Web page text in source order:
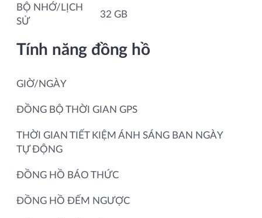
BỘ NHỚ/LỊCH
SỬ
32 GB
Tính năng đồng hồ
GIỜ/NGÀY
ĐỒNG BỘ THỜI GIAN GPS
THỜI GIAN TIẾT KIỆM ÁNH SÁNG BAN NGÀY
TỰ ĐỘNG
ĐỒNG HỒ BÁO THỨC
ĐỒNG HỒ ĐẾM NGƯỢC